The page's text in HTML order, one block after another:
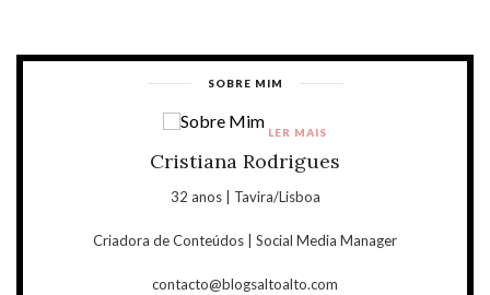
SOBRE MIM
Cristiana Rodrigues
32 anos | Tavira/Lisboa
Criadora de Conteúdos | Social Media Manager
contacto@blogsaltoalto.com
LER MAIS